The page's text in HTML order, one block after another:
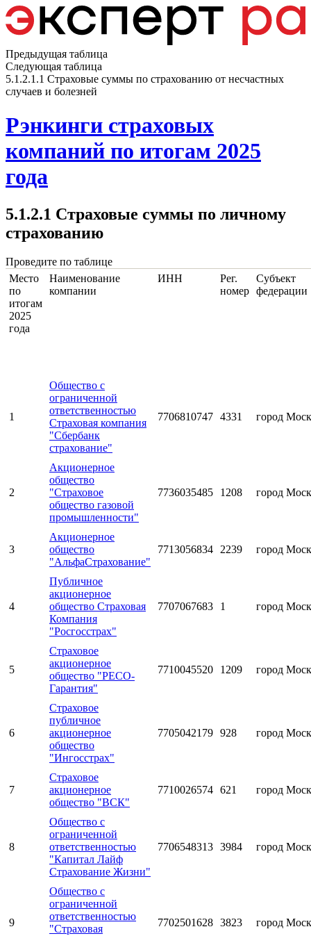
Предыдущая таблица
Следующая таблица
5.1.2.1.1 Страховые суммы по страхованию от несчастных
случаев и болезней
Рэнкинги страховых
компаний по итогам 2025
года
5.1.2.1 Страховые суммы по личному
страхованию
Проведите по таблице
Место
по
итогам
2025
года
Наименование
компании
ИНН
Рег.
номер
Субъект
федерации
1
Общество с
ограниченной
ответственностью
Страховая компания
"Сбербанк
страхование"
7706810747 4331 город
2
Акционерное
общество
"Страховое
общество газовой
промышленности"
7736035485 1208 город
3
Акционерное
общество
"АльфаСтрахование"
7713056834 2239 город
4
Публичное
акционерное
общество Страховая
Компания
"Росгосстрах"
7707067683 1 город
5
Страховое
акционерное
общество "РЕСО-
Гарантия"
7710045520 1209 город
6
Страховое
публичное
акционерное
общество
"Ингосстрах"
7705042179 928 город
7
Страховое
акционерное
общество "ВСК"
7710026574 621 город
8
Общество с
ограниченной
ответственностью
"Капитал Лайф
Страхование Жизни"
7706548313 3984 город
9
Общество с
ограниченной
ответственностью
"Страховая
7702501628 3823 город